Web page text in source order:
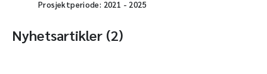
Prosjektperiode: 2021 - 2025
Nyhetsartikler (2)